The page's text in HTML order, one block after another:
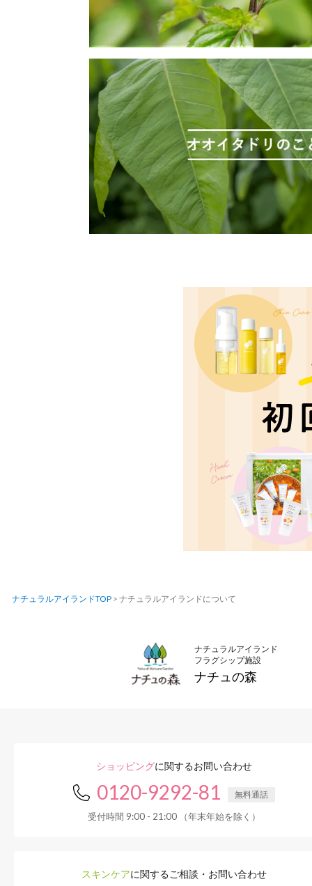
ナチュラルアイランドTOP > ナチュラルアイランドについて
ナチュラルアイランド
フラグシップ施設
ナチュの森
ショッピングに関するお問い合わせ
0120-9292-81 無料通話
受付時間 9:00 - 21:00 （年末年始を除く）
スキンケアに関するご相談・お問い合わせ